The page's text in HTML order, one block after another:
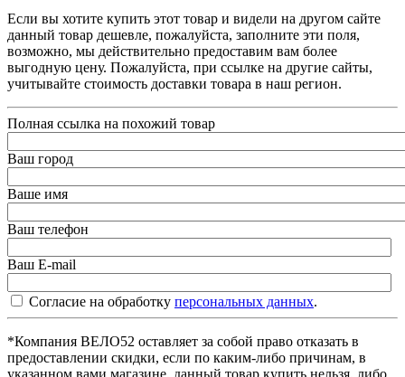
Если вы хотите купить этот товар и видели на другом сайте
данный товар дешевле, пожалуйста, заполните эти поля,
возможно, мы действительно предоставим вам более
выгодную цену. Пожалуйста, при ссылке на другие сайты,
учитывайте стоимость доставки товара в наш регион.
Полная ссылка на похожий товар
Ваш город
Ваше имя
Ваш телефон
Ваш E-mail
Согласие на обработку персональных данных.
*Компания ВЕЛО52 оставляет за собой право отказать в
предоставлении скидки, если по каким-либо причинам, в
указанном вами магазине, данный товар купить нельзя, либо